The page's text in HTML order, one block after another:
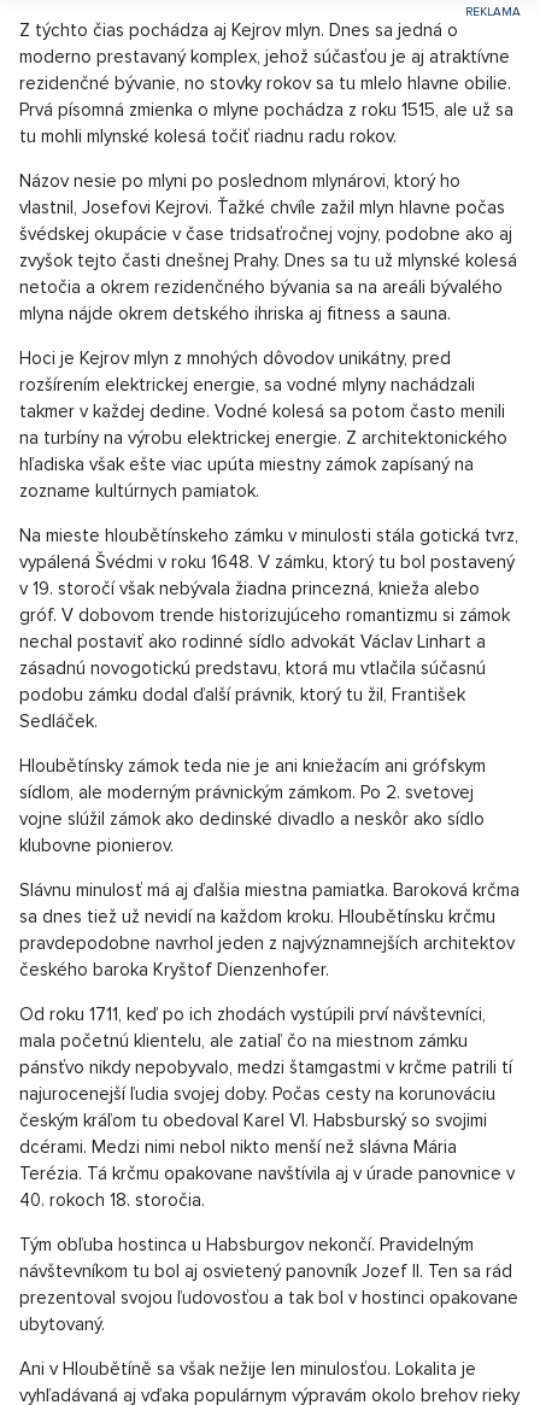
Z týchto čias pochádza aj Kejrov mlyn. Dnes sa jedná o
moderno prestavaný komplex, jehož súčasťou je aj atraktívne
rezidenčné bývanie, no stovky rokov sa tu mlelo hlavne obilie.
Prvá písomná zmienka o mlyne pochádza z roku 1515, ale už sa
tu mohli mlynské kolesá točiť riadnu radu rokov.
Názov nesie po mlyni po poslednom mlynárovi, ktorý ho
vlastnil, Josefovi Kejrovi. Ťažké chvíle zažil mlyn hlavne počas
švédskej okupácie v čase tridsaťročnej vojny, podobne ako aj
zvyšok tejto časti dnešnej Prahy. Dnes sa tu už mlynské kolesá
netočia a okrem rezidenčného bývania sa na areáli bývalého
mlyna nájde okrem detského ihriska aj fitness a sauna.
Hoci je Kejrov mlyn z mnohých dôvodov unikátny, pred
rozšírením elektrickej energie, sa vodné mlyny nachádzali
takmer v každej dedine. Vodné kolesá sa potom často menili
na turbíny na výrobu elektrickej energie. Z architektonického
hľadiska však ešte viac upúta miestny zámok zapísaný na
zozname kultúrnych pamiatok.
Na mieste hloubětínskeho zámku v minulosti stála gotická tvrz,
vypálená Švédmi v roku 1648. V zámku, ktorý tu bol postavený
v 19. storočí však nebývala žiadna princezná, knieža alebo
gróf. V dobovom trende historizujúceho romantizmu si zámok
nechal postaviť ako rodinné sídlo advokát Václav Linhart a
zásadnú novogotickú predstavu, ktorá mu vtlačila súčasnú
podobu zámku dodal ďalší právnik, ktorý tu žil, František
Sedláček.
Hloubětínsky zámok teda nie je ani kniežacím ani grófskym
sídlom, ale moderným právnickým zámkom. Po 2. svetovej
vojne slúžil zámok ako dedinské divadlo a neskôr ako sídlo
klubovne pionierov.
Slávnu minulosť má aj ďalšia miestna pamiatka. Baroková krčma
sa dnes tiež už nevidí na každom kroku. Hloubětínsku krčmu
pravdepodobne navrhol jeden z najvýznamnejších architektov
českého baroka Kryštof Dienzenhofer.
Od roku 1711, keď po ich zhodách vystúpili prví návštevníci,
mala početnú klientelu, ale zatiaľ čo na miestnom zámku
pánsťvo nikdy nepobyvalo, medzi štamgastmi v krčme patrili tí
najurocenejší ľudia svojej doby. Počas cesty na korunováciu
českým kráľom tu obedoval Karel VI. Habsburský so svojimi
dcérami. Medzi nimi nebol nikto menší než slávna Mária
Terézia. Tá krčmu opakovane navštívila aj v úrade panovnice v
40. rokoch 18. storočia.
Tým obľuba hostinca u Habsburgov nekončí. Pravidelným
návštevníkom tu bol aj osvietený panovník Jozef II. Ten sa rád
prezentoval svojou ľudovosťou a tak bol v hostinci opakovane
ubytovaný.
Ani v Hloubětíně sa však nežije len minulosťou. Lokalita je
vyhľadávaná aj vďaka populárnym výpravám okolo brehov rieky